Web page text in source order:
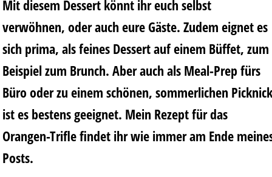
Mit diesem Dessert könnt ihr euch selbst
verwöhnen, oder auch eure Gäste. Zudem eignet es
sich prima, als feines Dessert auf einem Büffet, zum
Beispiel zum Brunch. Aber auch als Meal-Prep fürs
Büro oder zu einem schönen, sommerlichen Picknick
ist es bestens geeignet. Mein Rezept für das
Orangen-Trifle findet ihr wie immer am Ende
Posts.